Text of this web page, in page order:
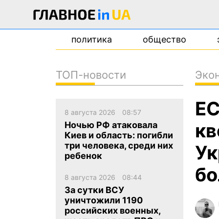
политика общество
ТОП-новости
8 августа 2026 08:57
Ночью РФ атаковала
Киев и область: погибли
три человека, среди них
ребенок
8 августа 2026 08:44
За сутки ВСУ
уничтожили 1190
российских военных,